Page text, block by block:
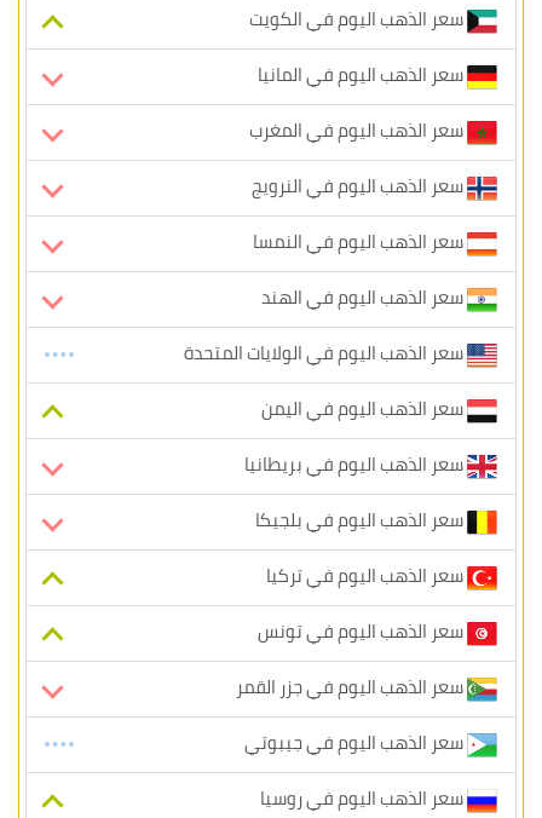
سعر الذهب اليوم في الكويت
سعر الذهب اليوم في المانيا
سعر الذهب اليوم في المغرب
سعر الذهب اليوم في النرويج
سعر الذهب اليوم في النمسا
سعر الذهب اليوم في الهند
سعر الذهب اليوم في الولايات المتحدة
سعر الذهب اليوم في اليمن
سعر الذهب اليوم في بريطانيا
سعر الذهب اليوم في بلجيكا
سعر الذهب اليوم في تركيا
سعر الذهب اليوم في تونس
سعر الذهب اليوم في جزر القمر
سعر الذهب اليوم في جيبوتي
سعر الذهب اليوم في روسيا